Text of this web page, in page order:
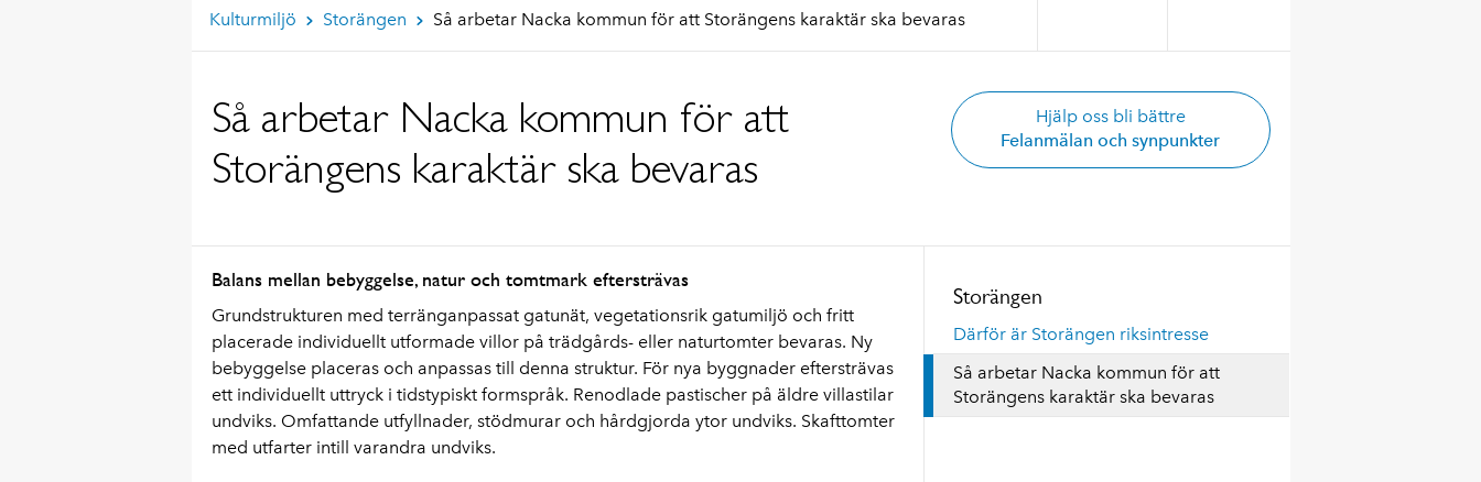
Kulturmiljö
Storängen Så arbetar Nacka kommun för att Storängens karaktär ska bevaras
Så arbetar Nacka kommun för att
Storängens karaktär ska bevaras
Hjälp oss bli bättre
Felanmälan och synpunkter
Storängen
Därför är Storängen riksintresse
Så arbetar Nacka kommun för att
Storängens karaktär ska bevaras
Balans mellan bebyggelse, natur och tomtmark eftersträvas
Grundstrukturen med terränganpassat gatunät, vegetationsrik gatumiljö och fritt
placerade individuellt utformade villor på trädgårds- eller naturtomter bevaras. Ny
bebyggelse placeras och anpassas till denna struktur. För nya byggnader eftersträvas
ett individuellt uttryck i tidstypiskt formspråk. Renodlade pastischer på äldre villastilar
undviks. Omfattande utfyllnader, stödmurar och hårdgjorda ytor undviks. Skafttomter
med utfarter intill varandra undviks.